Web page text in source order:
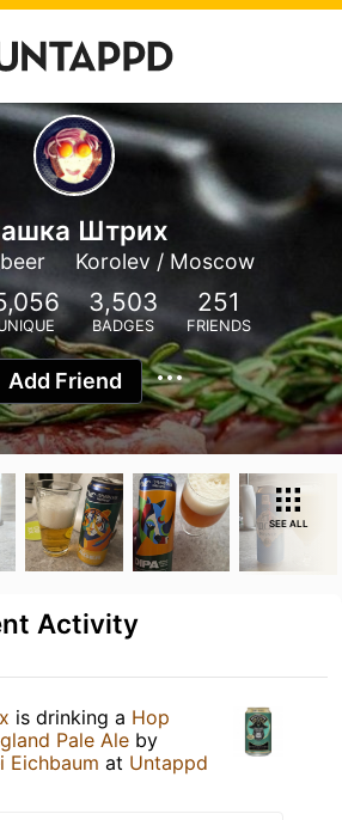
Штрих
Korolev / Moscow
3,503
BADGES
251
FRIENDS
Add Friend
SEE ALL
Activity
is drinking a Hop
Pale Ale by
Eichbaum at Untappd